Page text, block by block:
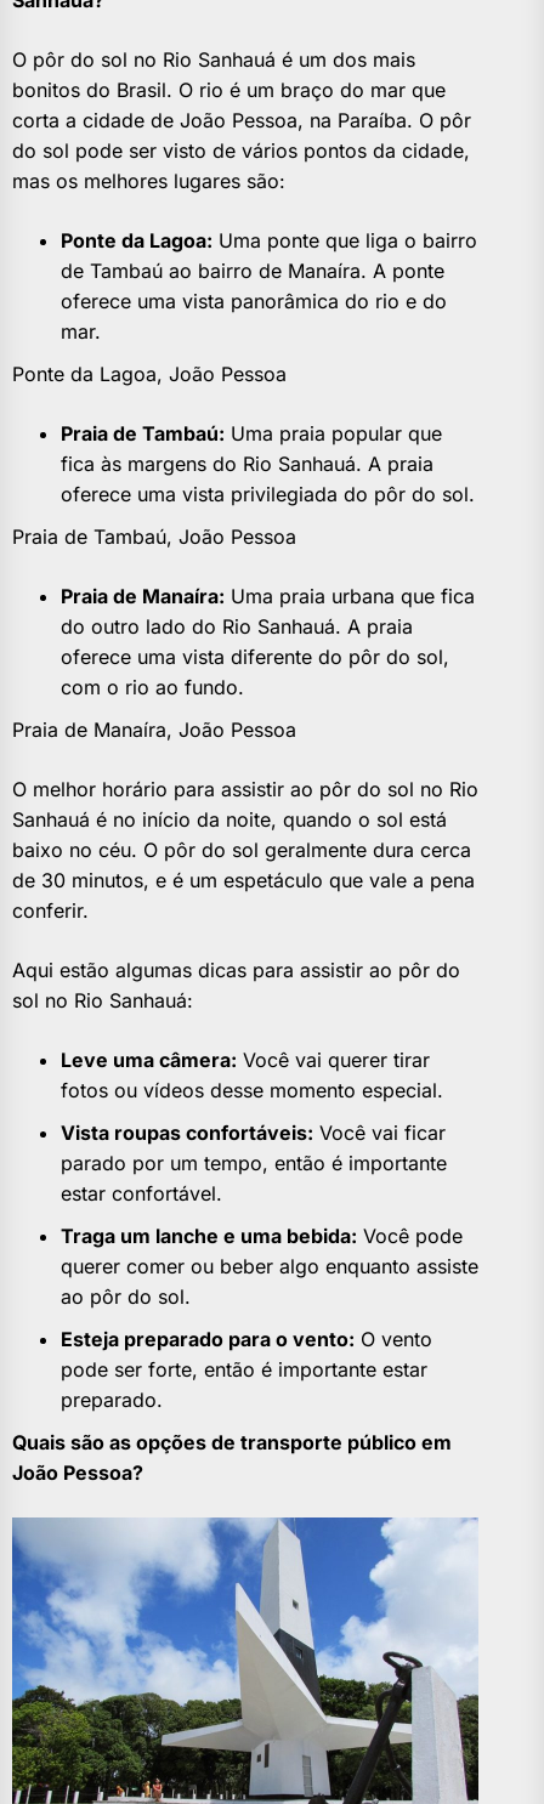
O pôr do sol no Rio Sanhauá é um dos mais
bonitos do Brasil. O rio é um braço do mar que
corta a cidade de João Pessoa, na Paraíba. O pôr
do sol pode ser visto de vários pontos da cidade,
mas os melhores lugares são:
Ponte da Lagoa: Uma ponte que liga o bairro
de Tambaú ao bairro de Manaíra. A ponte
oferece uma vista panorâmica do rio e do
mar.
Ponte da Lagoa, João Pessoa
Praia de Tambaú: Uma praia popular que
fica às margens do Rio Sanhauá. A praia
oferece uma vista privilegiada do pôr do sol.
Praia de Tambaú, João Pessoa
Praia de Manaíra: Uma praia urbana que fica
do outro lado do Rio Sanhauá. A praia
oferece uma vista diferente do pôr do sol,
com o rio ao fundo.
Praia de Manaíra, João Pessoa
O melhor horário para assistir ao pôr do sol no Rio
Sanhauá é no início da noite, quando o sol está
baixo no céu. O pôr do sol geralmente dura cerca
de 30 minutos, e é um espetáculo que vale a pena
conferir.
Aqui estão algumas dicas para assistir ao pôr do
sol no Rio Sanhauá:
Leve uma câmera: Você vai querer tirar
fotos ou vídeos desse momento especial.
Vista roupas confortáveis: Você vai ficar
parado por um tempo, então é importante
estar confortável.
Traga um lanche e uma bebida: Você pode
querer comer ou beber algo enquanto assiste
ao pôr do sol.
Esteja preparado para o vento: O vento
pode ser forte, então é importante estar
preparado.
Quais são as opções de transporte público em
João Pessoa?